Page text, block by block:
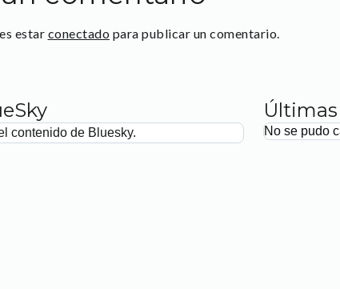
estar conectado para publicar un comentario.
contenido de Bluesky. No se pudo